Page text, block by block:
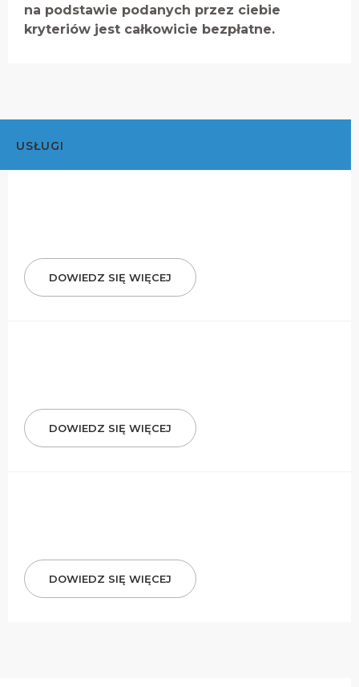
na podstawie podanych przez ciebie
kryteriów jest całkowicie bezpłatne.
USŁUGI
DOWIEDZ SIĘ WIĘCEJ
DOWIEDZ SIĘ WIĘCEJ
DOWIEDZ SIĘ WIĘCEJ